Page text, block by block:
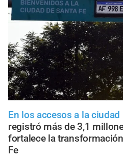
En los accesos a la ciudad
registró más de 3,1
fortalece la
Fe